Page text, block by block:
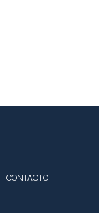
CONTACTO